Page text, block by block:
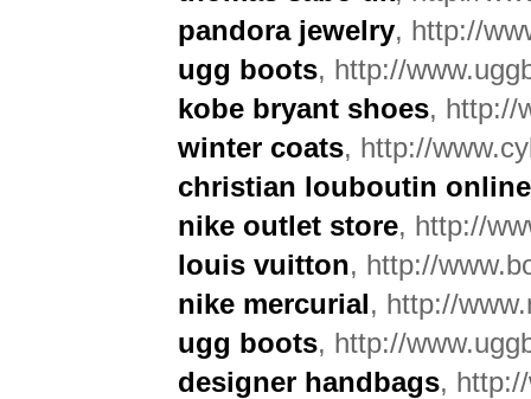
pandora jewelry, http://
ugg boots, http://
kobe bryant shoes, http://
winter coats, http://
christian louboutin online
nike outlet store, http://
louis vuitton, http://
nike mercurial, http://
ugg boots, http://
designer handbags,